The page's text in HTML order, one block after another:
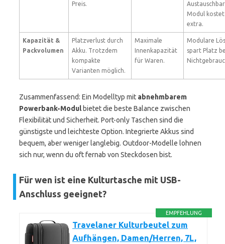
Preis.
Modul kostet
extra.
Kapazität &
Packvolumen
Platzverlust durch
Akku. Trotzdem
kompakte
Varianten möglich.
Maximale
Innenkapazität
für Waren.
Modulare
spart Platz
Zusammenfassend: Ein Modelltyp mit abnehmbarem
Powerbank-Modulbietet die beste Balance zwischen
Flexibilität und Sicherheit. Port-only Taschen sind die
günstigste und leichteste Option. Integrierte Akkus sind
bequem, aber weniger langlebig. Outdoor-Modelle lohnen
sich nur, wenn du oft fernab von Steckdosen bist.
Für wen ist eine Kulturtasche mit USB-
Anschluss geeignet?
EMPFEHLUNG
Travelaner Kulturbeutel zum
Aufhängen, Damen/Herren, 7L,